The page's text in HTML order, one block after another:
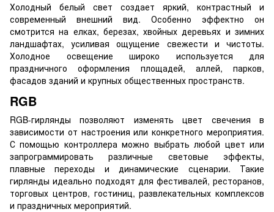
Холодный белый свет создает яркий, контрастный и
современный внешний вид. Особенно эффектно он
смотрится на елках, березах, хвойных деревьях и зимних
ландшафтах, усиливая ощущение свежести и чистоты.
Холодное освещение широко используется для
праздничного оформления площадей, аллей, парков,
фасадов зданий и крупных общественных пространств.
RGB
RGB-гирлянды позволяют изменять цвет свечения в
зависимости от настроения или конкретного мероприятия.
С помощью контроллера можно выбрать любой цвет или
запрограммировать различные световые эффекты,
плавные переходы и динамические сценарии. Такие
гирлянды идеально подходят для фестивалей, ресторанов,
торговых центров, гостиниц, развлекательных комплексов
и праздничных мероприятий.